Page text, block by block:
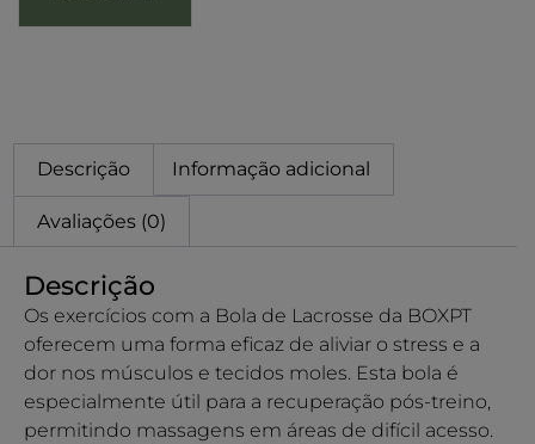
Descrição Informação adicional
Avaliações (0)
Descrição
Os exercícios com a Bola de Lacrosse da BOXPT
oferecem uma forma eficaz de aliviar o stress e a
dor nos músculos e tecidos moles. Esta bola é
especialmente útil para a recuperação pós-treino,
permitindo massagens em áreas de difícil acesso.